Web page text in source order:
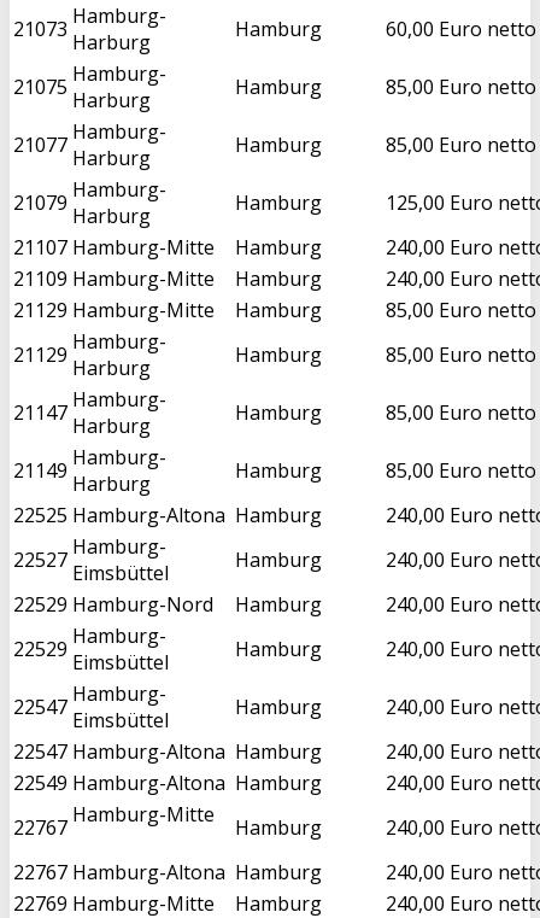
21073 Hamburg-
Harburg
Hamburg 60,00 Euro netto
21075 Hamburg-
Harburg
Hamburg 85,00 Euro netto
21077 Hamburg-
Harburg
Hamburg 85,00 Euro netto
21079 Hamburg-
Harburg
Hamburg
125,00 Euro
21107 Hamburg-Mitte Hamburg
240,00 Euro
21109 Hamburg-Mitte Hamburg
240,00 Euro
21129 Hamburg-Mitte Hamburg
85,00 Euro netto
21129 Hamburg-
Harburg
Hamburg 85,00 Euro netto
21147 Hamburg-
Harburg
Hamburg 85,00 Euro netto
21149 Hamburg-
Harburg
Hamburg
85,00 Euro netto
22525 Hamburg-Altona Hamburg
240,00 Euro
22527 Hamburg-
Eimsbüttel
Hamburg
240,00 Euro
22529 Hamburg-Nord Hamburg
240,00 Euro
22529 Hamburg-
Eimsbüttel
Hamburg 240,00 Euro
22547 Hamburg-
Eimsbüttel
Hamburg
240,00 Euro
22547 Hamburg-Altona Hamburg
240,00 Euro
22549 Hamburg-Altona Hamburg
240,00 Euro
22767 Hamburg-Mitte Hamburg
240,00 Euro
22767 Hamburg-Altona Hamburg
240,00 Euro
22769 Hamburg-Mitte Hamburg
240,00 Euro